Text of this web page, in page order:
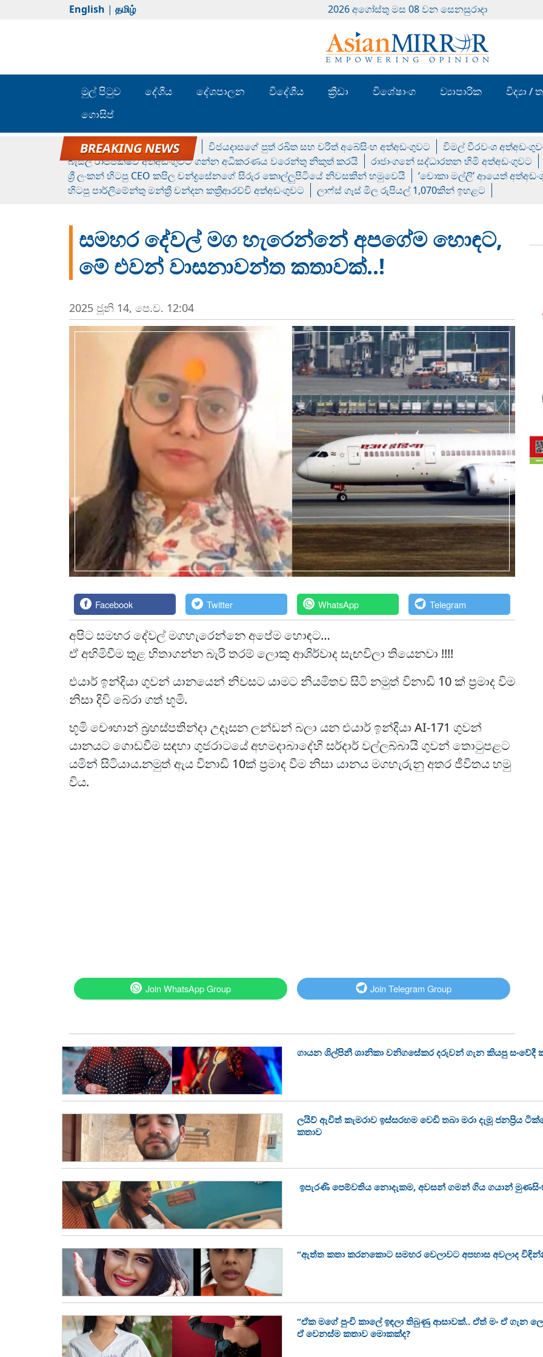
English | தமிழ் 2026 අගෝස්‍තු මස 08 වන සෙනසුරාදා
මුල් පිටුව දේශීය දේශපාලන විදේශීය ක්‍රීඩා විශේෂාංග ව්‍යාපාරික
විද්‍යා /
ගොසිප්
රන් ගෙනා රුමේෂ්ගේ හෙල්ලය විජයදාසගේ පුත් රඛිත සහ චරිත් අබේසිංහ අත්අඩංගුවට
විමල් වීරවංශ
බැසිල් රාජපක්ෂව අත්අඩංගුවට ගන්න අධිකරණය වරෙන්තු නිකුත් කරයි
රාජාංගනේ සද්ධාරතන හිමි අත්අඩංගුවට
ශ්‍රී ලංකන් හිටපු CEO කපිල චන්ද්‍රසේනගේ සිරුර කොල්ලුපිටියේ නිවසකින් හමුවෙයි
‘චොකා මල්ලි’ ආයෙත්
හිටපු පාර්ලිමේන්තු මන්ත්‍රී චන්දන කත්‍රිආරච්චි අත්අඩංගුවට
ලාෆ්ස් ගෑස් මිල රුපියල් 1,070කින් ඉහළට
සමහර දේවල් මග හැරෙන්නේ අපගේම හොඳට,
මේ එවන් වාසනාවන්ත කතාවක්..!
2025 ජූනි 14, පෙ.ව. 12:04
Facebook Twitter WhatsApp Telegram
අපිට සමහර දේවල් මගහැරෙන්නෙ අපේම හොඳට…
ඒ අහිමිවීම තුළ හිතාගන්න බැරි තරම් ලොකු ආශිර්වාද සැඟවිලා තියෙනවා !!!!
එයාර් ඉන්දියා ගුවන් යානයෙන් නිවසට යාමට නියමිතව සිටි නමුත් විනාඩි 10 ක් ප්‍රමාද විම
නිසා දිවි බේරා ගත් භූමි.
භූමි චෞහාන් බ්‍රහස්පතින්දා උදෑසන ලන්ඩන් බලා යන එයාර් ඉන්දියා AI-171 ගුවන්
යානයට ගොඩවීම සඳහා ගුජරාටයේ අහමදාබාදේහි සර්දාර් වල්ලබ්බායි ගුවන් තොටුපළට
යමින් සිටියාය.නමුත් ඇය විනාඩි 10ක් ප්‍රමාද වීම නිසා යානය මගහැරුනු අතර ජීවිතය හමු
විය.
Join WhatsApp Group Join Telegram Group
ගායන ශිල්පිනී ශානිකා වනිගසේකර දරුවන් ගැන කියපු සංවේදී
ලයිව් ඇවිත් කැමරාව ඉස්සරහම වෙඩි තබා මරා දැමූ
කතාව
ඉපැරණි පෙම්වතිය නොදැකම, අවසන් ගමන් ගිය ගයාන්
“ඇත්ත කතා කරනකොට සමහර වෙලාවට අපහාස අවලාද
“ඒක මගේ පුංචි කාලේ ඉඳලා තිබුණු ආසාවක්.. ඒත් මං ඒ ගැන
ඒ වෙනස්ම කතාව මොකක්ද?